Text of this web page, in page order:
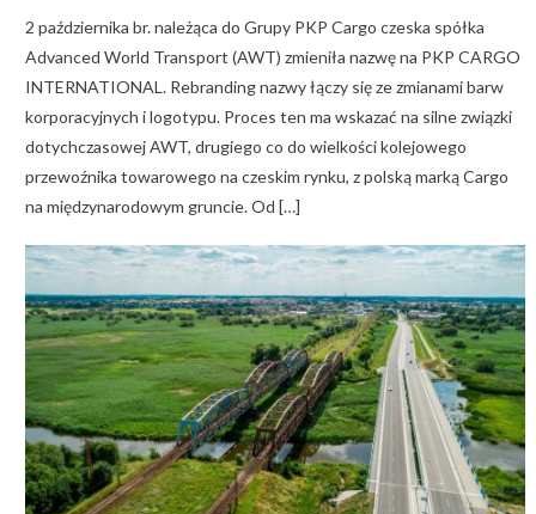
2 października br. należąca do Grupy PKP Cargo czeska spółka
Advanced World Transport (AWT) zmieniła nazwę na PKP CARGO
INTERNATIONAL. Rebranding nazwy łączy się ze zmianami barw
korporacyjnych i logotypu. Proces ten ma wskazać na silne związki
dotychczasowej AWT, drugiego co do wielkości kolejowego
przewoźnika towarowego na czeskim rynku, z polską marką Cargo
na międzynarodowym gruncie. Od […]